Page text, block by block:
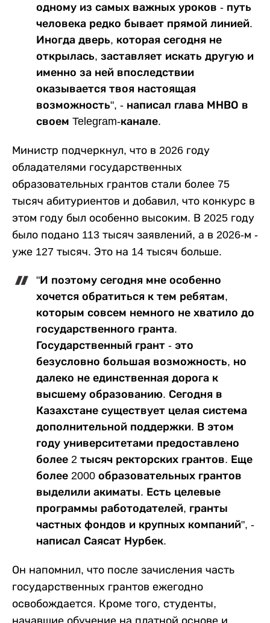
одному из самых важных уроков - путь
человека редко бывает прямой линией.
Иногда дверь, которая сегодня не
открылась, заставляет искать другую и
именно за ней впоследствии
оказывается твоя настоящая
возможность", - написал глава МНВО в
своем Telegram-канале.
Министр подчеркнул, что в 2026 году
обладателями государственных
образовательных грантов стали более 75
тысяч абитуриентов и добавил, что конкурс в
этом году был особенно высоким. В 2025 году
было подано 113 тысяч заявлений, а в 2026-м -
уже 127 тысяч. Это на 14 тысяч больше.
"И поэтому сегодня мне особенно
хочется обратиться к тем ребятам,
которым совсем немного не хватило до
государственного гранта.
Государственный грант - это
безусловно большая возможность, но
далеко не единственная дорога к
высшему образованию. Сегодня в
Казахстане существует целая система
дополнительной поддержки. В этом
году университетами предоставлено
более 2 тысяч ректорских грантов. Еще
более 2000 образовательных грантов
выделили акиматы. Есть целевые
программы работодателей, гранты
частных фондов и крупных компаний", -
написал Саясат Нурбек.
Он напомнил, что после зачисления часть
государственных грантов ежегодно
освобождается. Кроме того, студенты,
начавшие обучение на платной основе и